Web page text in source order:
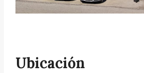
Ubicación